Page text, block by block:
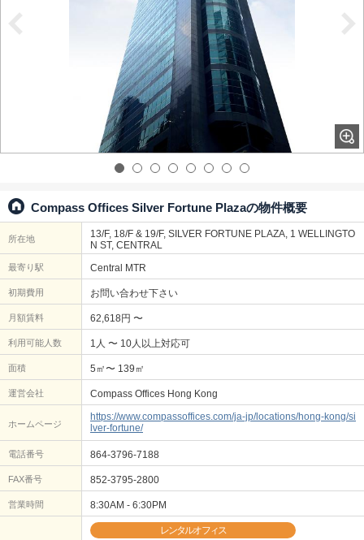
Compass Offices Silver Fortune Plazaの物件概要
所在地
13/F, 18/F & 19/F, SILVER FORTUNE PLAZA, 1 WELLINGTO
N ST, CENTRAL
最寄り駅 Central MTR
初期費用 お問い合わせ下さい
月額賃料 62,618円 〜
利用可能人数 1人 〜 10人以上対応可
面積 5㎡〜 139㎡
運営会社 Compass Offices Hong Kong
ホームページ
https://www.compassoffices.com/ja-jp/locations/hong-kong/si
lver-fortune/
電話番号 864-3796-7188
FAX番号 852-3795-2800
営業時間 8:30AM - 6:30PM
レンタルオフィス